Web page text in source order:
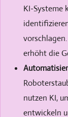
KI-Systeme
erhöht die
nutzen KI,
entwickeln